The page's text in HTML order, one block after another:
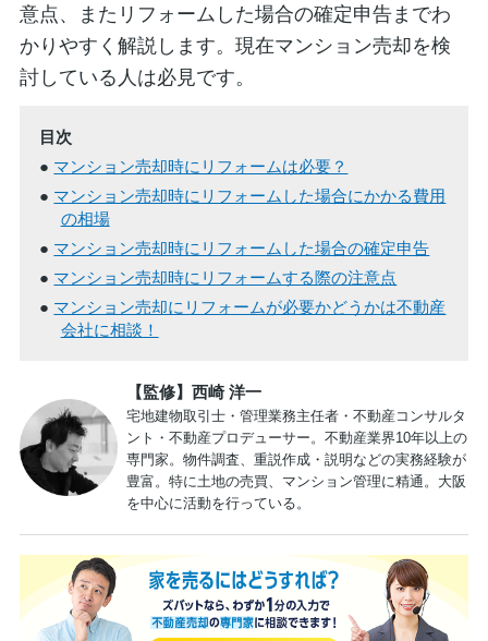
意点、またリフォームした場合の確定申告までわ
かりやすく解説します。現在マンション売却を検
討している人は必見です。
目次
マンション売却時にリフォームは必要？
マンション売却時にリフォームした場合にかかる費用
の相場
マンション売却時にリフォームした場合の確定申告
マンション売却時にリフォームする際の注意点
マンション売却にリフォームが必要かどうかは不動産
会社に相談！
【監修】西崎 洋一
宅地建物取引士・管理業務主任者・不動産コンサルタ
ント・不動産プロデューサー。不動産業界10年以上の
専門家。物件調査、重説作成・説明などの実務経験が
豊富。特に土地の売買、マンション管理に精通。大阪
を中心に活動を行っている。